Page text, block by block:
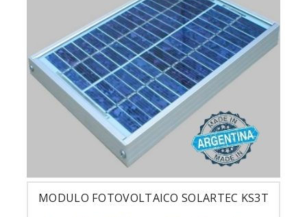
MODULO FOTOVOLTAICO SOLARTEC KS3T